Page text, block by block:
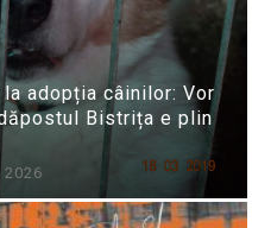
adopția câinilor: Vor
Bistrița e plin